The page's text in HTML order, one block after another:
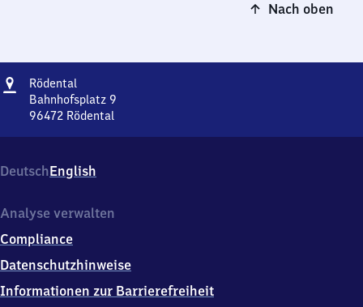
Nach oben
Adresse
Rödental
Bahnhofsplatz 9
96472 Rödental
9,
9
4
2
Rödental
DeutschEnglish
Analyse verwalten
Compliance
Datenschutzhinweise
Informationen zur Barrierefreiheit